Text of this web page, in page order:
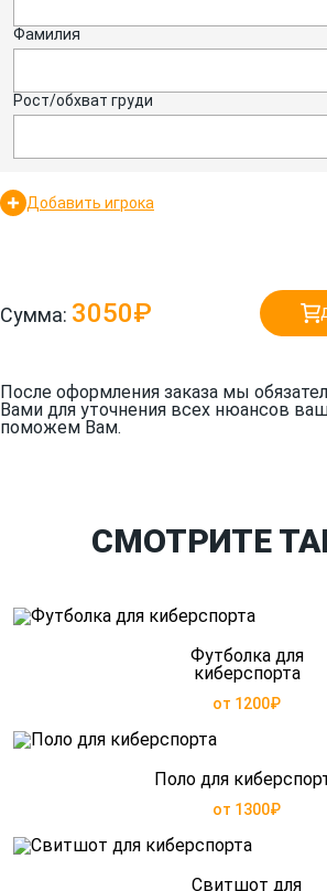
Фамилия
Рост/обхват груди
Добавить игрока
После оформления заказа мы
Вами для уточнения всех нюансов
поможем Вам.
Сумма: 3050₽
СМОТРИТЕ
Футболка для
киберспорта
от 1200₽
Поло для
от 1300₽
Свитшот для